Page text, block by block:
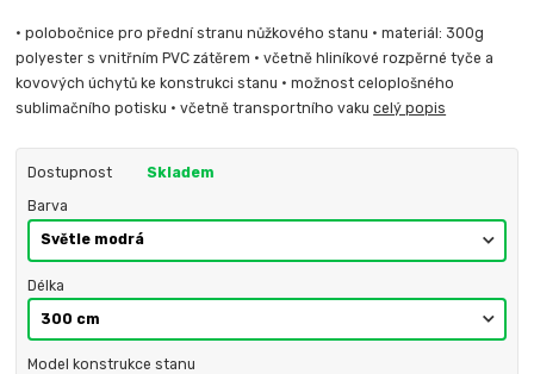
• polobočnice pro přední stranu nůžkového stanu • materiál: 300g
polyester s vnitřním PVC zátěrem • včetně hliníkové rozpěrné tyče a
kovových úchytů ke konstrukci stanu • možnost celoplošného
sublimačního potisku • včetně transportního vakucelý popis
Dostupnost Skladem
Barva
Délka
Model konstrukce stanu